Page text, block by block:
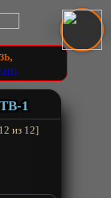
1
из 12]